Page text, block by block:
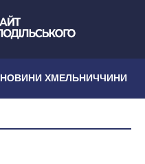
НОВИНИ ХМЕЛЬНИЧЧИНИ